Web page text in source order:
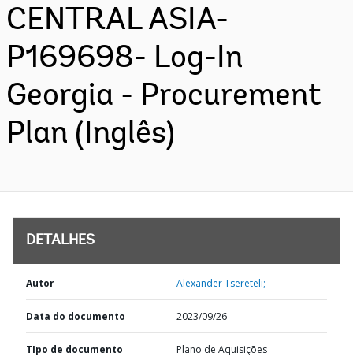
CENTRAL ASIA-
P169698- Log-In
Georgia - Procurement
Plan (Inglês)
DETALHES
Autor Alexander Tsereteli;
Data do documento 2023/09/26
TIpo de documento Plano de Aquisições